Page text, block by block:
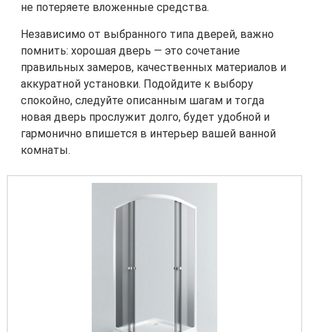
не потеряете вложенные средства.
Независимо от выбранного типа дверей, важно
помнить: хорошая дверь — это сочетание
правильных замеров, качественных материалов и
аккуратной установки. Подойдите к выбору
спокойно, следуйте описанным шагам и тогда
новая дверь прослужит долго, будет удобной и
гармонично впишется в интерьер вашей ванной
комнаты.